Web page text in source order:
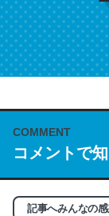
COMMENT
コメントで
記事へみんなの
これは名文。
う。英語少し
れ好き。
─今のこの状況が